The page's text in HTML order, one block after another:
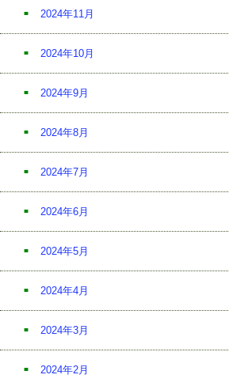
2024年11月
2024年10月
2024年9月
2024年8月
2024年7月
2024年6月
2024年5月
2024年4月
2024年3月
2024年2月